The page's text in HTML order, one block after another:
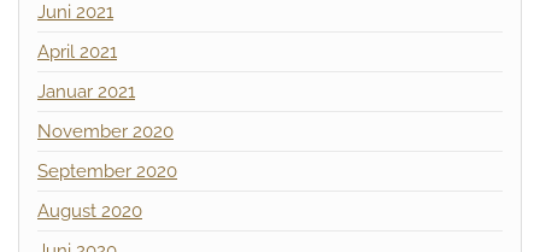
Juni 2021
April 2021
Januar 2021
November 2020
September 2020
August 2020